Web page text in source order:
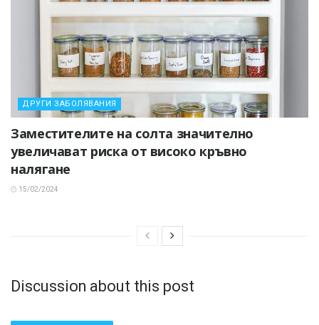
ДРУГИ ЗАБОЛЯВАНИЯ
Заместителите на солта значително
увеличават риска от високо кръвно
налягане
15/02/2024
Discussion about this post